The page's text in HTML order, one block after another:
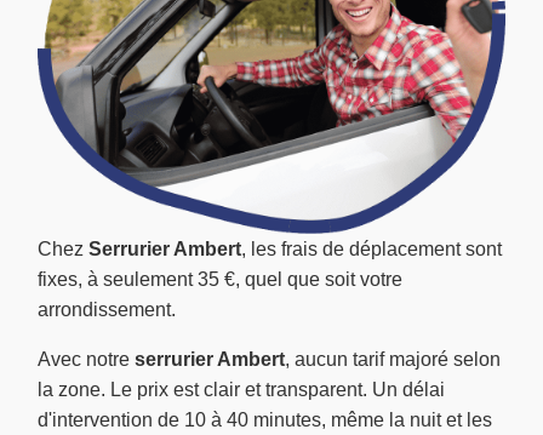
Chez Serrurier Ambert, les frais de déplacement sont
fixes, à seulement 35 €, quel que soit votre
arrondissement.
Avec notre serrurier Ambert, aucun tarif majoré selon
la zone. Le prix est clair et transparent. Un délai
d'intervention de 10 à 40 minutes, même la nuit et les